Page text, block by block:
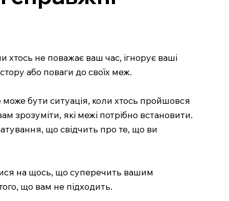
хтось не поважає ваш час, ігнорує ваші
або поваги до своїх меж.
бути ситуація, коли хтось пройшовся
які межі потрібно встановити.
що свідчить про те, що ви
на щось, що суперечить вашим
що вам не підходить.